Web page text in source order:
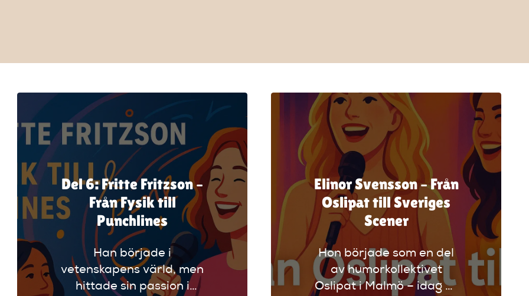
Del 6: Fritte Fritzson –
Från Fysik till
Punchlines
Han började i
vetenskapens värld, men
hittade sin passion i
Elinor Svensson – Från
Oslipat till Sveriges
Scener
Hon började som en del
av humorkollektivet
Oslipat i Malmö – idag är